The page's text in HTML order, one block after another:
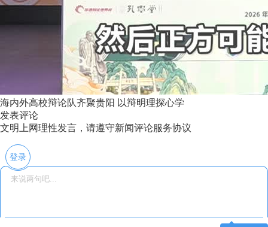
海内外高校辩论队齐聚贵阳 以辩明理探心学
发表评论
文明上网理性发言，请遵守新闻评论服务协议
登录